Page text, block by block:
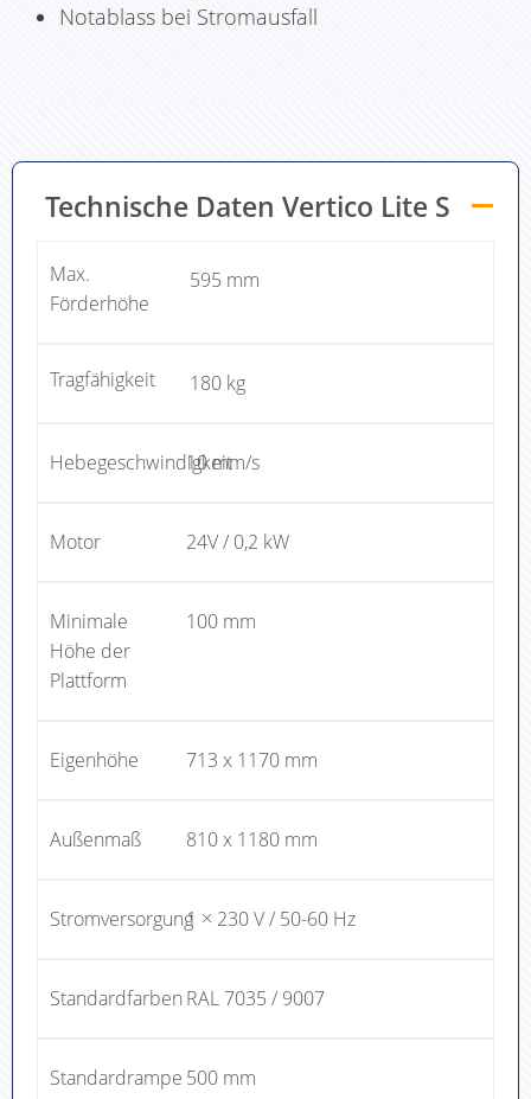
Notablass bei Stromausfall
Technische Daten Vertico Lite S
Max.
Förderhöhe
595 mm
Tragfähigkeit 180 kg
Hebegeschwindigkeit
10 mm/s
Motor 24V / 0,2 kW
Minimale
Höhe der
Plattform
100 mm
Eigenhöhe 713 x 1170 mm
Außenmaß 810 x 1180 mm
Stromversorgung1 × 230 V / 50-60 Hz
Standardfarben RAL 7035 / 9007
Standardrampe 500 mm